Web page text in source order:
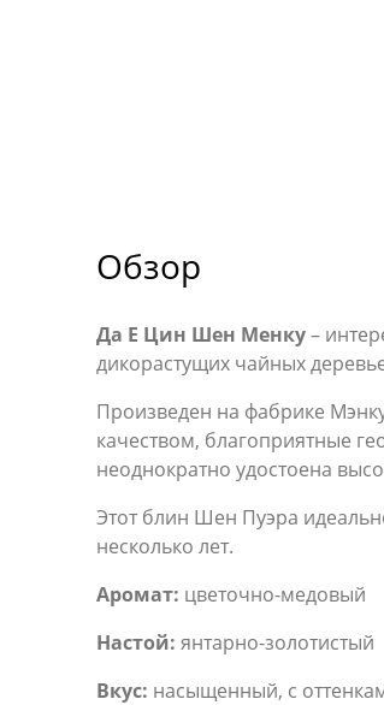
Обзор
Да Е Цин Шен Менку–
дикорастущих чайных
Произведен на фабрике
качеством, благоприятные
неоднократно удостоена
Этот блин Шен Пуэра
несколько лет.
Аромат: цветочно-медовый
Настой: янтарно-золотистый
Вкус: насыщенный, с